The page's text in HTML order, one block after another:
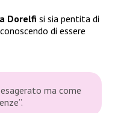
Dorelfi si sia pentita di
di essere
ma come